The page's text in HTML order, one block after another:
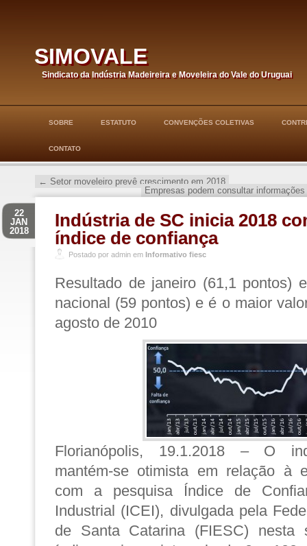
simovale
Sindicato da Indústria Madeireira e Moveleira do Vale do Uruguai
SOBRE ESTATUTO CONVENÇÕES COLETIVAS
CONTATO
← Setor moveleiro prevê crescimento em 2018
Empresas podem consultar
Indústria de SC inicia 2018
índice de confiança
22
JAN
2018
Postado por admin em Informativo fiesc
Resultado de janeiro (61,1 pontos)
nacional (59 pontos) e é o maior
agosto de 2010
Florianópolis, 19.1.2018 –O
mantém-se otimista em relação à
com a pesquisa Índice de
Industrial (ICEI), divulgada pela
de Santa Catarina (FIESC)